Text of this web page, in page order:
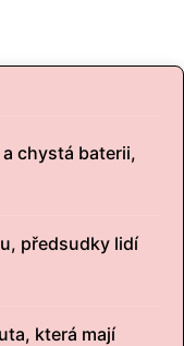
chystá baterii,
předsudky lidí
která mají